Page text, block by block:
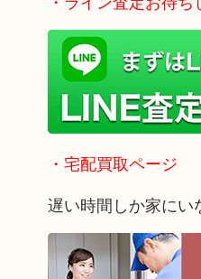
・宅配買取ページ
遅い時間しか家にい